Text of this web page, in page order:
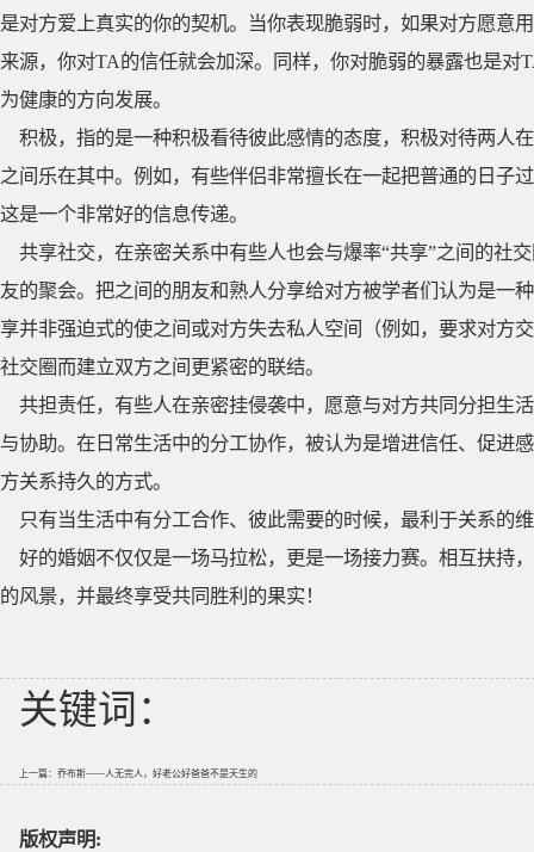
是对方爱上真实的你的契机。当你表现脆弱时，如果对方愿意
来源，你对TA的信任就会加深。同样，你对脆弱的暴露也是
为健康的方向发展。
积极，指的是一种积极看待彼此感情的态度，积极对待两人
之间乐在其中。例如，有些伴侣非常擅长在一起把普通的日子
这是一个非常好的信息传递。
共享社交，在亲密关系中有些人也会与爆率“共享”之间的社
友的聚会。把之间的朋友和熟人分享给对方被学者们认为是一
享并非强迫式的使之间或对方失去私人空间（例如，要求对方
社交圈而建立双方之间更紧密的联结。
共担责任，有些人在亲密挂侵袭中，愿意与对方共同分担生
与协助。在日常生活中的分工协作，被认为是增进信任、促进
方关系持久的方式。
只有当生活中有分工合作、彼此需要的时候，最利于关系的
好的婚姻不仅仅是一场马拉松，更是一场接力赛。相互扶持
的风景，并最终享受共同胜利的果实！
关键词：
上一篇： 乔布斯——人无完人，好老公好爸爸不是天生的
版权声明: